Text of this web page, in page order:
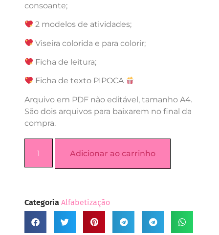
consoante;
2 modelos de atividades;
Viseira colorida e para colorir;
Ficha de leitura;
Ficha de texto PIPOCA
Arquivo em PDF não editável, tamanho A4.
São dois arquivos para baixarem no final da
compra.
Adicionar ao carrinho
Categoria Alfabetização